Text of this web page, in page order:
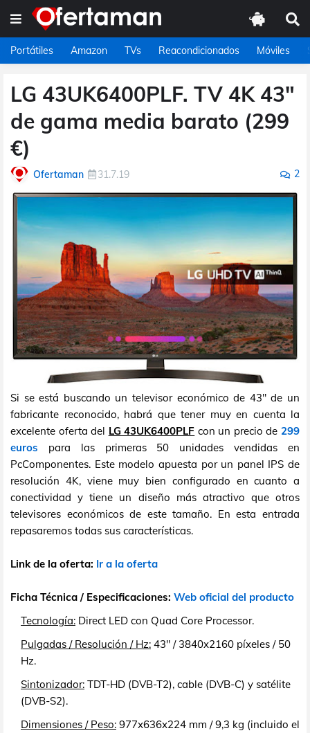
Portátiles Amazon TVs Reacondicionados Móviles
LG 43UK6400PLF. TV 4K 43"
de gama media barato (299
€)
Ofertaman 31.7.19 2
Si se está buscando un televisor económico de 43" de un
fabricante reconocido, habrá que tener muy en cuenta la
excelente oferta del LG 43UK6400PLF con un precio de299
euros para las primeras 50 unidades vendidas en
PcComponentes. Este modelo apuesta por un panel IPS de
resolución 4K, viene muy bien configurado en cuanto a
conectividad y tiene un diseño más atractivo que otros
televisores económicos de este tamaño. En esta entrada
repasaremos todas sus características.
Link de la oferta: Ir a la oferta
Ficha Técnica / Especificaciones: Web oficial del producto
Tecnología: Direct LED con Quad Core Processor.
Pulgadas / Resolución / Hz: 43" / 3840x2160 píxeles / 50
Hz.
Sintonizador: TDT-HD (DVB-T2), cable (DVB-C) y satélite
(DVB-S2).
Dimensiones / Peso: 977x636x224 mm / 9,3 kg (incluido el